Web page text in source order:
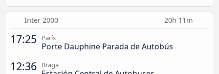
Inter 2000 20h 11m
17:25 París
Porte Dauphine Parada de Autobús
12:36 Braga